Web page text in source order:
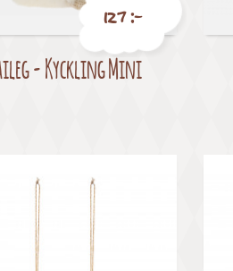
Pris
127 :-
- Kyckling Mini